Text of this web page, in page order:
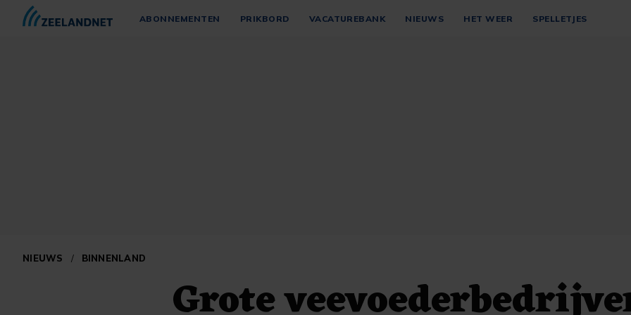
ABONNEMENTEN PRIKBORD VACATUREBANK NIEUWS HET WEER SPELLETJES
NIEUWS / BINNENLAND